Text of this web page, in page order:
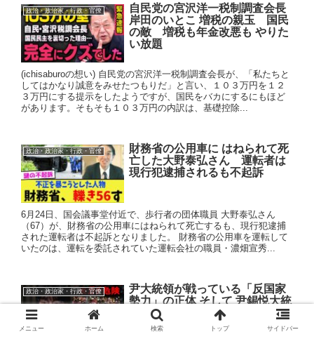
政治・政治家・行政・官僚
自民党の宮沢洋一税制調査会長
岸田のいとこ 増税の親玉 国民
の敵 増税も年金改悪も やりた
い放題
(ichisaburoの想い) 自民党の宮沢洋一税制調査会長が、「私たちと
してはかなり誠意をみせたつもりだ」と言い、１０３万円を１２
３万円にする提示をしたようですが、国民をバカにするにもほど
があります。そもそも１０３万円の内訳は、基礎控除...
政治・政治家・行政・官僚
財務省の公用車に はねられて死
亡した大野泰弘さん 運転者は
現行犯逮捕されるも不起訴
6月24日、国会議事堂付近で、歩行者の団体職員 大野泰弘さん
（67）が、財務省の公用車にはねられて死亡するも、現行犯逮捕
された運転者は不起訴となりました。 財務省の公用車を運転して
いたのは、運転を委託されていた運転会社の職員・濃畑宣秀...
政治・政治家・行政・官僚
尹大統領が戦っている「反国家
勢力」の正体 そして 尹錫悦大統
領と韓国社会の危機的状況
メニュー ホーム 検索 トップ サイドバー